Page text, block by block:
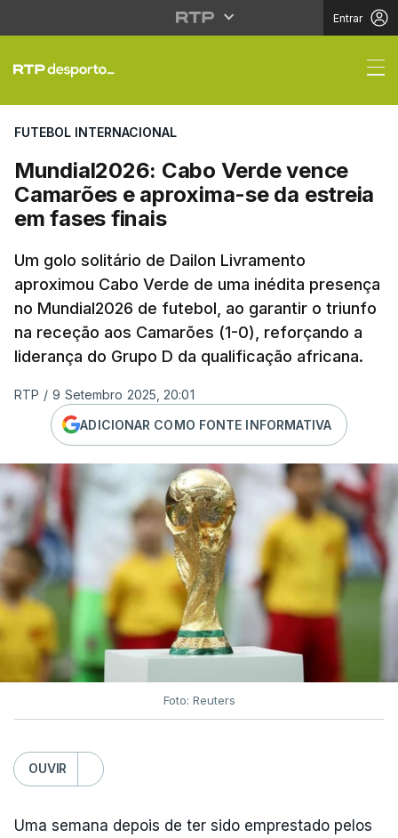
Entrar
Mundial2026: Cabo
FUTEBOL INTERNACIONAL
Mundial2026: Cabo Verde vence
Camarões e aproxima-se da estreia
em fases finais
Um golo solitário de Dailon Livramento
aproximou Cabo Verde de uma inédita presença
no Mundial2026 de futebol, ao garantir o triunfo
na receção aos Camarões (1-0), reforçando a
liderança do Grupo D da qualificação africana.
RTP / 9 Setembro 2025, 20:01
ADICIONAR COMO FONTE INFORMATIVA
Foto: Reuters
OUVIR
Uma semana depois de ter sido emprestado pelos